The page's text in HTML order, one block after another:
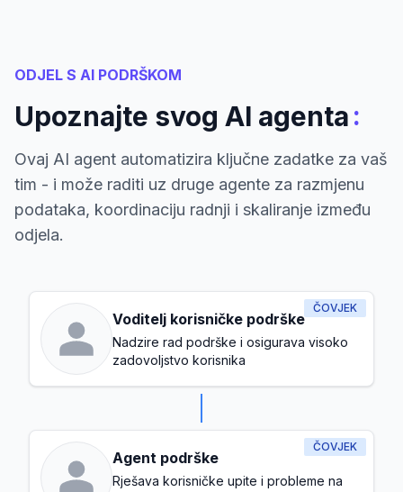
ODJEL S AI PODRŠKOM
Upoznajte svog AI agenta:
Ovaj AI agent automatizira ključne zadatke za vaš
tim - i može raditi uz druge agente za razmjenu
podataka, koordinaciju radnji i skaliranje između
odjela.
ČOVJEK
Voditelj korisničke podrške
Nadzire rad podrške i osigurava visoko
zadovoljstvo korisnika
ČOVJEK
Agent podrške
Rješava korisničke upite i probleme na